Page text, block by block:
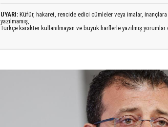
UYARI: Küfür, hakaret, rencide edici cümleler veya imalar, inançlara
yazılmamış,
Türkçe karakter kullanılmayan ve büyük harflerle yazılmış yorumlar